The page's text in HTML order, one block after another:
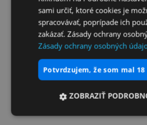
sami určiť, ktoré cookies je
spracovávať, poprípade ich
zakázať. Zásady ochrany
Zásady ochrany osobných
potvrdzujem, že som mal
ZOBRAZIŤ